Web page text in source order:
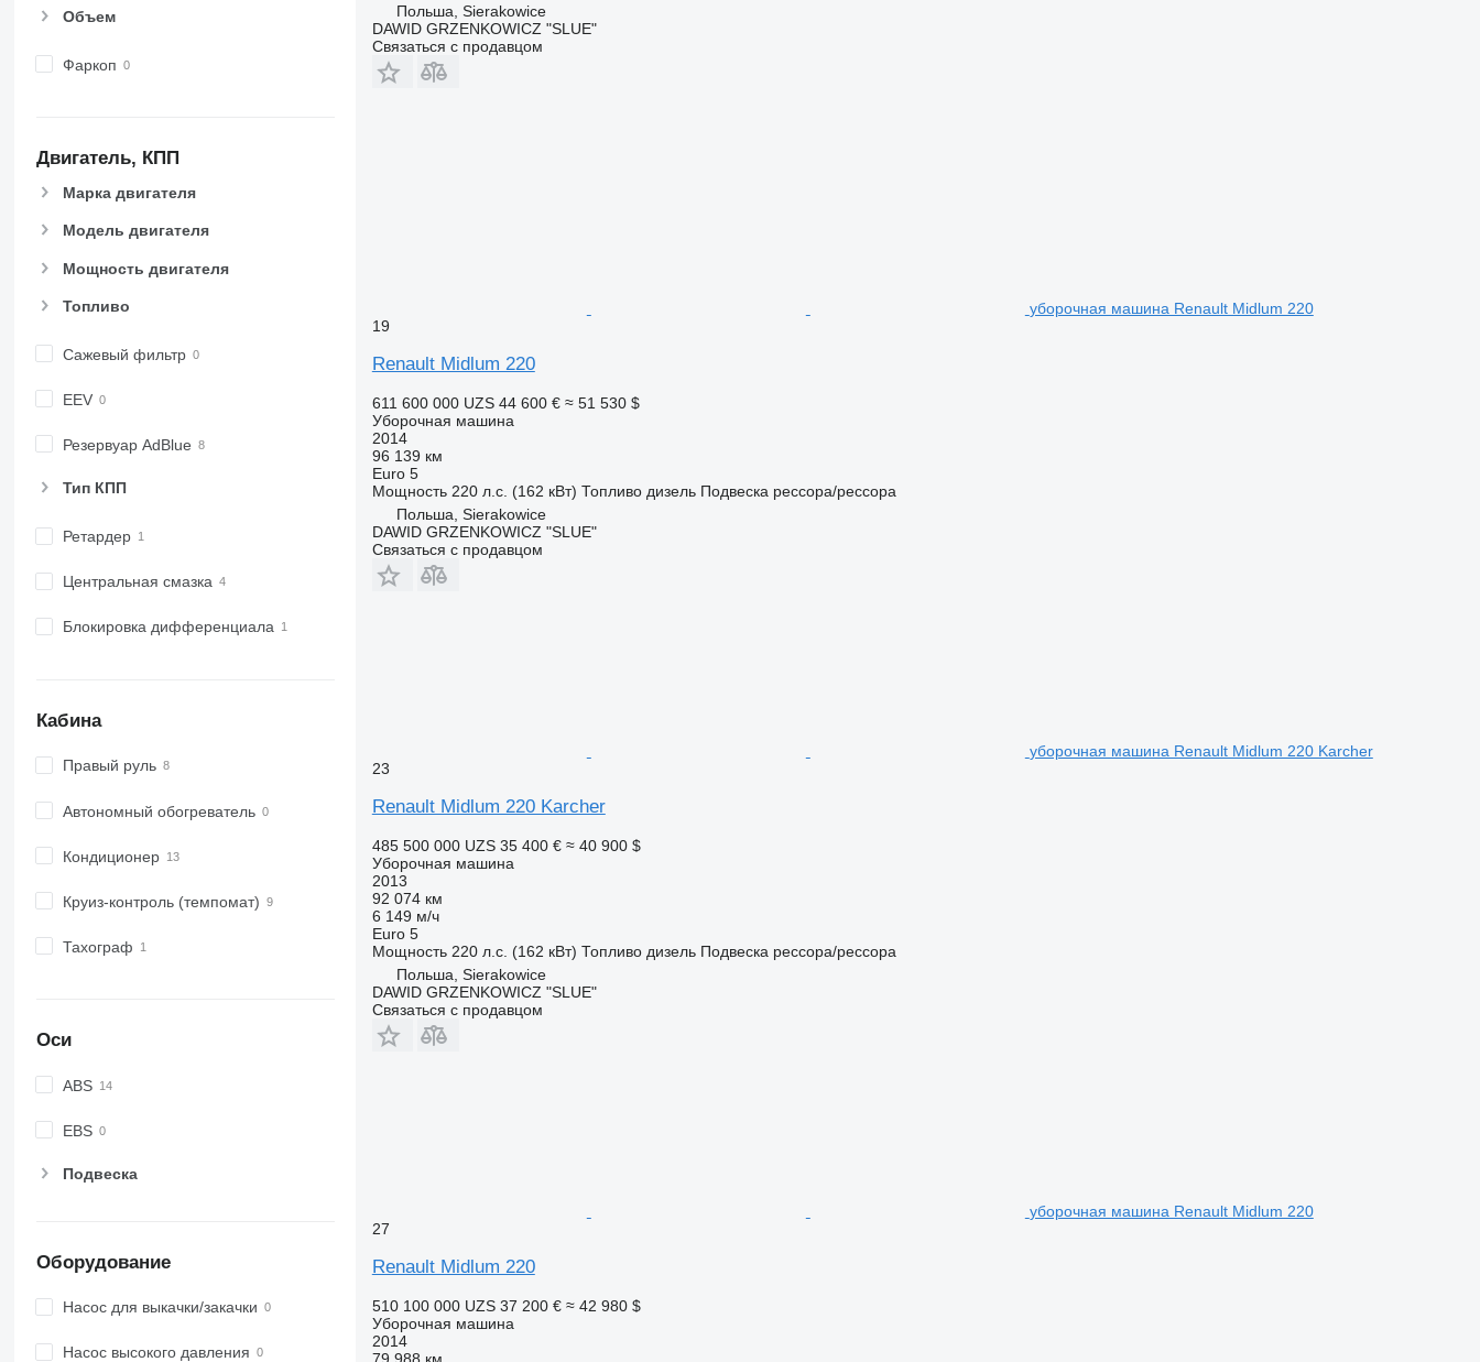
Объем
Фаркоп
Двигатель, КПП
Марка двигателя
Модель двигателя
Мощность двигателя
Топливо
Сажевый фильтр
EEV
Резервуар AdBlue
Тип КПП
Ретардер
Центральная смазка
Блокировка дифференциала
Кабина
Правый руль
Автономный обогреватель
Кондиционер
Круиз-контроль (темпомат)
Тахограф
Оси
ABS
EBS
Подвеска
Оборудование
Насос для выкачки/закачки
Насос высокого давления
Польша, Sierakowice
DAWID GRZENKOWICZ "SLUE"
Связаться с продавцом
уборочная машина Renault Midlum 220
19
Renault Midlum 220
611 600 000 UZS 44 600 € ≈ 51 530 $
Уборочная машина
2014
96 139 км
Euro 5
Мощность 220 л.с. (162 кВт) Топливо дизель Подвеска рессора/рессора
Польша, Sierakowice
DAWID GRZENKOWICZ "SLUE"
Связаться с продавцом
уборочная машина Renault Midlum 220 Karcher
23
Renault Midlum 220 Karcher
485 500 000 UZS 35 400 € ≈ 40 900 $
Уборочная машина
2013
92 074 км
6 149 м/ч
Euro 5
Мощность 220 л.с. (162 кВт) Топливо дизель Подвеска рессора/рессора
Польша, Sierakowice
DAWID GRZENKOWICZ "SLUE"
Связаться с продавцом
уборочная машина Renault Midlum 220
27
Renault Midlum 220
510 100 000 UZS 37 200 € ≈ 42 980 $
Уборочная машина
2014
79 988 км